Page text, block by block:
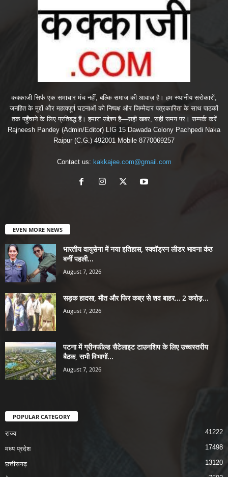
कक्काजी सिर्फ एक समाचार मंच नहीं, बल्कि समाज की आवाज़ है। हम स्थानीय सरोकारों,
जनहित के मुद्दों और महत्वपूर्ण घटनाओं को निष्पक्ष और जिम्मेदार पत्रकारिता के साथ पाठकों
तक पहुँचाने के लिए प्रतिबद्ध हैं। हमारा उद्देश्य है—सही खबर, सही समय पर। सम्पर्क करें
Rajneesh Pandey (Admin/Editor) LIG 15 Dawada Colony Pachpedi Naka
Raipur (C.G.) 492001 Mobile 8770069257
Contact us: kakkajee.com@gmail.com
EVEN MORE NEWS
भारतीय वायुसेना में नया इतिहास, स्क्वॉड्रन लीडर भावना कंठ
बनीं पहली...
August 7, 2026
सड़क हादसा, मौत और फिर कब्र से शव बाहर… 2 करोड़...
August 7, 2026
पटना में ग्रीनफील्ड सैटेलाइट टाउनशिप के लिए उच्चस्तरीय
बैठक, सभी विभागों...
August 7, 2026
POPULAR CATEGORY
राज्य 41222
मध्य प्रदेश 17498
छत्तीसगढ़ 13120